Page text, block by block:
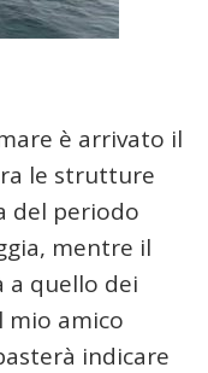
è arrivato il
le strutture
del periodo
mentre il
a quello dei
mio amico
indicare